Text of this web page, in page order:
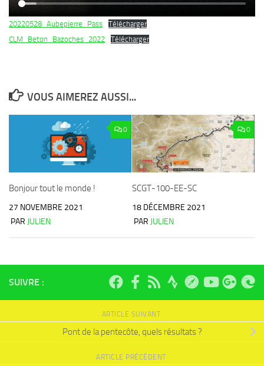
20220528_Aubepierre_Pass
Télécharger
CLM_Beton_Bazoches_2022
Télécharger
VOUS AIMEREZ AUSSI...
0
Bonjour tout le monde !
27 NOVEMBRE 2021
PAR JULIEN
0
SCGT-100-EE-SC
18 DÉCEMBRE 2021
PAR JULIEN
SUIVRE :
ARTICLE SUIVANT
Pont de la pentecôte, quels résultats ?
ARTICLE PRÉCÉDENT